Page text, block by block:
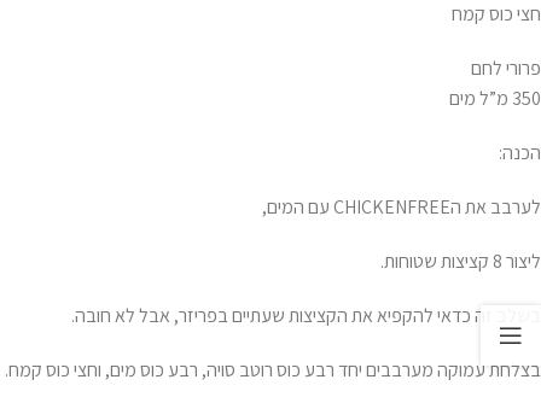
חצי כוס קמח
פרורי לחם
350 מ”ל מים
הכנה:
לערבב את הCHICKENFREE עם המים,
ליצור 8 קציצות שטוחות.
בשלב זה כדאי להקפיא את הקציצות שעתיים בפריזר, אבל לא חובה.
בצלחת עמוקה מערבבים יחד רבע כוס רוטב סויה, רבע כוס מים, וחצי כוס קמח.